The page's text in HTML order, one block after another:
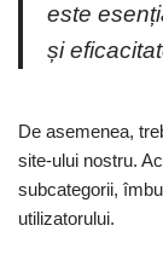
este
și
De asemenea,
site-ului nostru.
subcategorii,
utilizatorului.